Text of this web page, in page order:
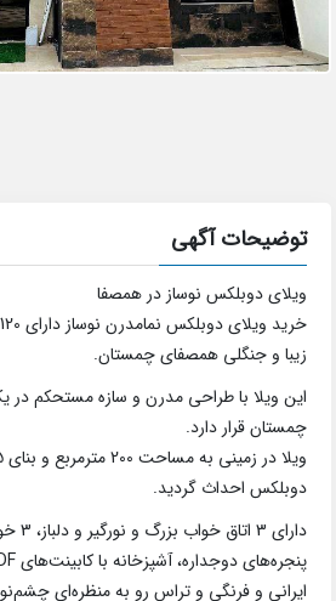
توضیحات آگهی
ویلای دوبلکس نوساز در همصفا
زیبا و جنگلی همصفای چمستان.
این ویلا با طراحی مدرن و سازه مستحکم در
چمستان قرار دارد.
دوبلکس احداث گردید.
ایرانی و فرنگی و تراس رو به منظره‌ای